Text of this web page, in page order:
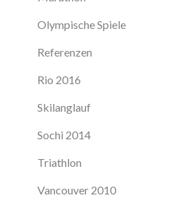
Olympische Spiele
Referenzen
Rio 2016
Skilanglauf
Sochi 2014
Triathlon
Vancouver 2010